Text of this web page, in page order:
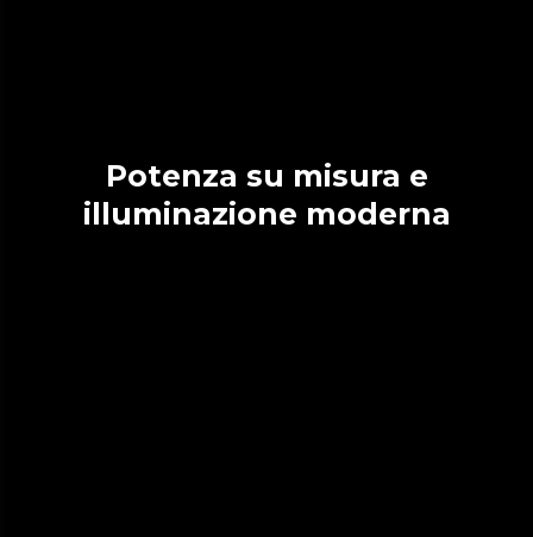
Potenza su misura e
illuminazione moderna